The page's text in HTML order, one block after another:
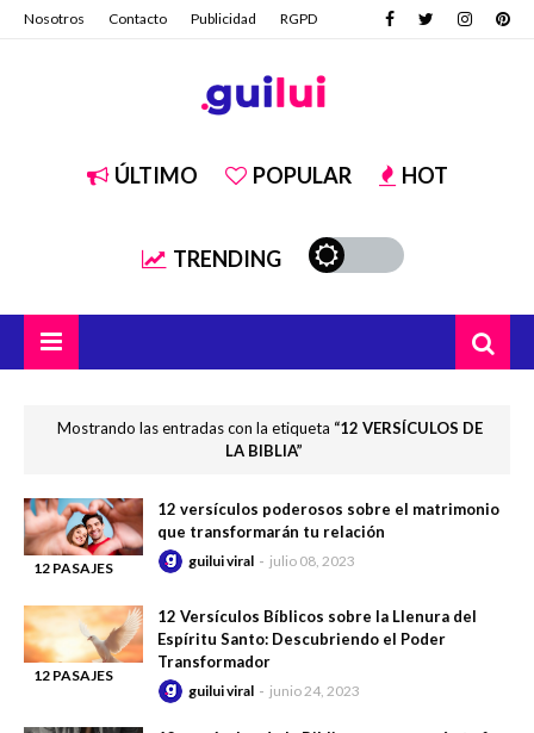
Nosotros Contacto Publicidad RGPD
ÚLTIMO POPULAR HOT
TRENDING
Mostrando las entradas con la etiqueta
12 VERSÍCULOS DE
LA BIBLIA
12 PASAJES
12 versículos poderosos sobre el matrimonio
que transformarán tu relación
guilui viral julio 08, 2023
12 PASAJES
12 Versículos Bíblicos sobre la Llenura del
Espíritu Santo: Descubriendo el Poder
Transformador
guilui viral junio 24, 2023